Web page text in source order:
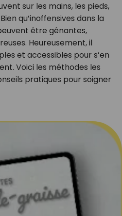
sur les mains, les pieds,
qu’inoffensives dans la
être gênantes,
Heureusement, il
et accessibles pour s’en
Voici les méthodes les
pratiques pour soigner